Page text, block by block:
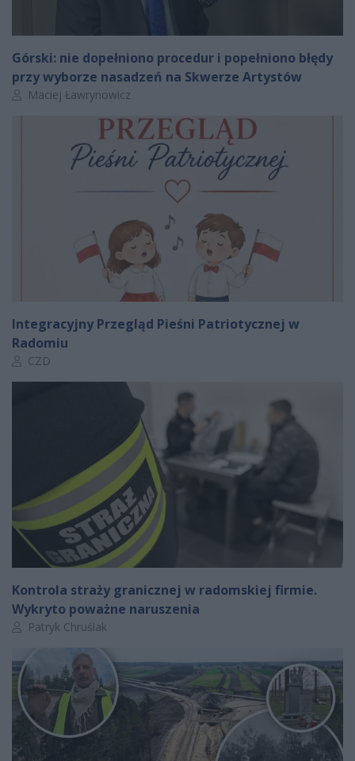
Górski: nie dopełniono procedur i popełniono błędy
przy wyborze nasadzeń na Skwerze Artystów
Autor artykułu:
Maciej Ławrynowicz
Integracyjny Przegląd Pieśni Patriotycznej w
Radomiu
Autor artykułu:
CZD
Kontrola straży granicznej w radomskiej firmie.
Wykryto poważne naruszenia
Autor artykułu:
Patryk Chruślak